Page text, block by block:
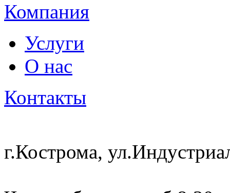
Компания
Услуги
О нас
Контакты
г.Кострома,